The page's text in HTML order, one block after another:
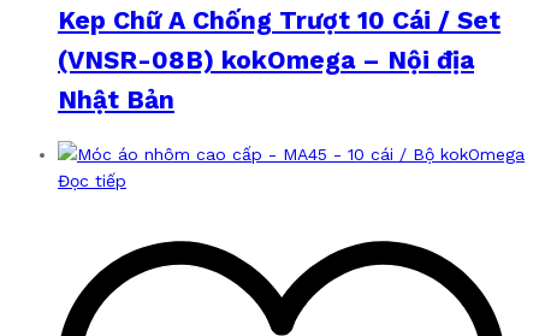
Kep Chữ A Chống Trượt 10 Cái / Set
(VNSR-08B) kokOmega – Nội địa
Nhật Bản
Đọc tiếp